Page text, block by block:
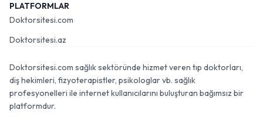
PLATFORMLAR
Doktorsitesi.com
Doktorsitesi.az
Doktorsitesi.com sağlık sektöründe hizmet veren tıp doktorları,
diş hekimleri, fizyoterapistler, psikologlar vb. sağlık
profesyonelleri ile internet kullanıcılarını buluşturan bağımsız bir
platformdur.